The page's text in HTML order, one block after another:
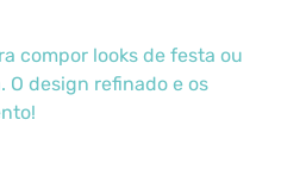
compor looks de festa ou
design refinado e os